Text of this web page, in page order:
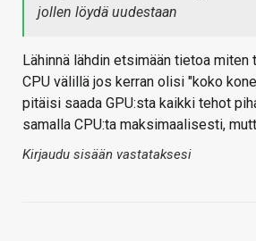
jollen löydä uudestaan
Lähinnä lähdin etsimään tietoa miten
CPU välillä jos kerran olisi "koko
pitäisi saada GPU:sta kaikki tehot
samalla CPU:ta maksimaalisesti,
Kirjaudu sisään vastataksesi